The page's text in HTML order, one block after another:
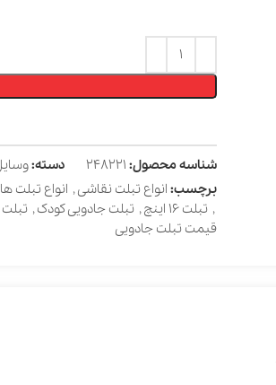
افزودن
شناسه محصول:248221 دسته:وسایل نقاشی,
انواع تبلت نقاشی , انواع تبلت های کودک,
, تبلت جادویی کودک, تبلت دانش آموزی
قیمت تبلت جادویی